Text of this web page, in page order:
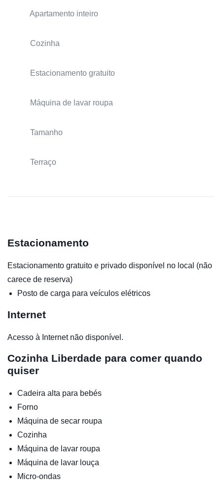
Apartamento inteiro
Cozinha
Estacionamento gratuito
Máquina de lavar roupa
Tamanho
Terraço
Estacionamento
Estacionamento gratuito e privado disponível no local (não
carece de reserva)
Posto de carga para veículos elétricos
Internet
Acesso à Internet não disponível.
Cozinha Liberdade para comer quando
quiser
Cadeira alta para bebés
Forno
Máquina de secar roupa
Cozinha
Máquina de lavar roupa
Máquina de lavar louça
Micro-ondas